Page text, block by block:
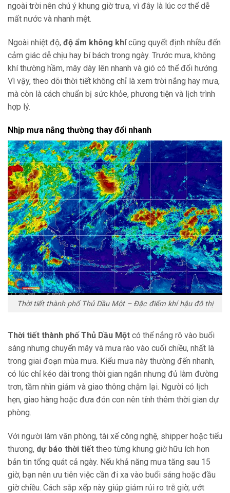
ngoài trời nên chú ý khung giờ trưa, vì đây là lúc cơ thể dễ
mất nước và nhanh mệt.
Ngoài nhiệt độ, độ ẩm không khícũng quyết định nhiều đến
cảm giác dễ chịu hay bí bách trong ngày. Trước mưa, không
khí thường hầm, mây dày lên nhanh và gió có thể đổi hướng.
Vì vậy, theo dõi thời tiết không chỉ là xem trời nắng hay mưa,
mà còn là cách chuẩn bị sức khỏe, phương tiện và lịch trình
hợp lý.
Nhịp mưa nắng thường thay đổi nhanh
Thời tiết thành phố Thủ Dầu Một – Đặc điểm khí hậu đô thị
Thời tiết thành phố Thủ Dầu Một có thể nắng rõ vào buổi
sáng nhưng chuyển mây và mưa rào vào cuối chiều, nhất là
trong giai đoạn mùa mưa. Kiểu mưa này thường đến nhanh,
có lúc chỉ kéo dài trong thời gian ngắn nhưng đủ làm đường
trơn, tầm nhìn giảm và giao thông chậm lại. Người có lịch
hẹn, giao hàng hoặc đưa đón con nên tính thêm thời gian dự
phòng.
Với người làm văn phòng, tài xế công nghệ, shipper hoặc tiểu
thương, dự báo thời tiết theo từng khung giờ hữu ích hơn
bản tin tổng quát cả ngày. Nếu khả năng mưa tăng sau 15
giờ, bạn nên ưu tiên việc cần đi xa vào buổi sáng hoặc đầu
giờ chiều. Cách sắp xếp này giúp giảm rủi ro trễ giờ, ướt